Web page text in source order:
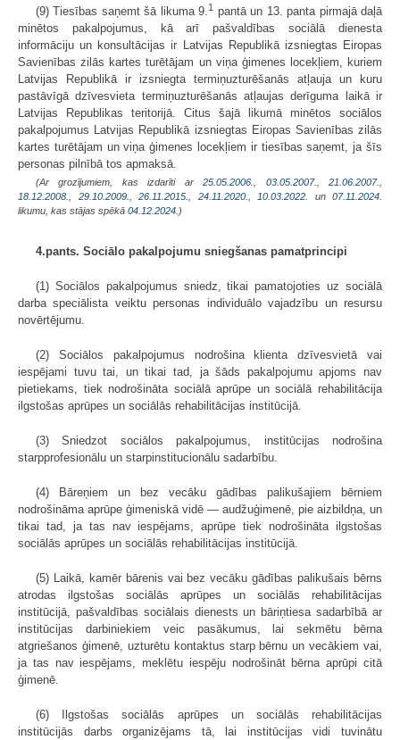
(9) Tiesības saņemt šā likuma 9.1 pantā un 13. panta pirmajā daļā
minētos pakalpojumus, kā arī pašvaldības sociālā dienesta
informāciju un konsultācijas ir Latvijas Republikā izsniegtas Eiropas
Savienības zilās kartes turētājam un viņa ģimenes locekļiem, kuriem
Latvijas Republikā ir izsniegta termiņuzturēšanās atļauja un kuru
pastāvīgā dzīvesvieta termiņuzturēšanās atļaujas derīguma laikā ir
Latvijas Republikas teritorijā. Citus šajā likumā minētos sociālos
pakalpojumus Latvijas Republikā izsniegtas Eiropas Savienības zilās
kartes turētājam un viņa ģimenes locekļiem ir tiesības saņemt, ja šīs
personas pilnībā tos apmaksā.
(Ar grozījumiem, kas izdarīti ar25.05.2006. 03.05.2007. ,21.06.2007.
18.12.2008.
29.10.2009. 26.11.2015. 24.11.2020. 10.03.2022. un 07.11.2024
likumu, kas stājas spēkā 04.12.2024. )
4.pants. Sociālo pakalpojumu sniegšanas pamatprincipi
(1) Sociālos pakalpojumus sniedz, tikai pamatojoties uz sociālā
darba speciālista veiktu personas individuālo vajadzību un resursu
novērtējumu.
(2) Sociālos pakalpojumus nodrošina klienta dzīvesvietā vai
iespējami tuvu tai, un tikai tad, ja šāds pakalpojumu apjoms nav
pietiekams, tiek nodrošināta sociālā aprūpe un sociālā rehabilitācija
ilgstošas aprūpes un sociālās rehabilitācijas institūcijā.
(3) Sniedzot sociālos pakalpojumus, institūcijas nodrošina
starpprofesionālu un starpinstitucionālu sadarbību.
(4) Bāreņiem un bez vecāku gādības palikušajiem bērniem
nodrošināma aprūpe ģimeniskā vidē — audžuģimenē, pie aizbildņa, un
tikai tad, ja tas nav iespējams, aprūpe tiek nodrošināta ilgstošas
sociālās aprūpes un sociālās rehabilitācijas institūcijā.
(5) Laikā, kamēr bārenis vai bez vecāku gādības palikušais bērns
atrodas ilgstošas sociālās aprūpes un sociālās rehabilitācijas
institūcijā, pašvaldības sociālais dienests un bāriņtiesa sadarbībā ar
institūcijas darbiniekiem veic pasākumus, lai sekmētu bērna
atgriešanos ģimenē, uzturētu kontaktus starp bērnu un vecākiem vai,
ja tas nav iespējams, meklētu iespēju nodrošināt bērna aprūpi citā
ģimenē.
(6) Ilgstošas sociālās aprūpes un sociālās rehabilitācijas
institūcijās darbs organizējams tā, lai institūcijas vidi tuvinātu